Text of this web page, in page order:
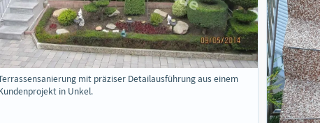
mit präziser Detailausführung aus einem
in Unkel.